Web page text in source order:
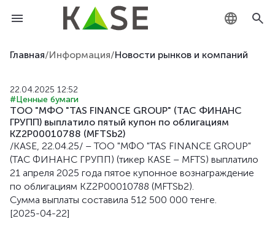
KZ
EN
Главная/Информация/Новости рынков и компаний
22.04.2025 12:52
#Ценные бумаги
ТОО "МФО "TAS FINANCE GROUP" (ТАС ФИНАНС
ГРУПП) выплатило пятый купон по облигациям
KZ2P00010788 (MFTSb2)
/KASE, 22.04.25/ – ТОО "МФО "TAS FINANCE GROUP"
(ТАС ФИНАНС ГРУПП) (тикер KASE – MFTS) выплатило
21 апреля 2025 года пятое купонное вознаграждение
по облигациям KZ2P00010788 (MFTSb2).
Сумма выплаты составила 512 500 000 тенге.
[2025-04-22]